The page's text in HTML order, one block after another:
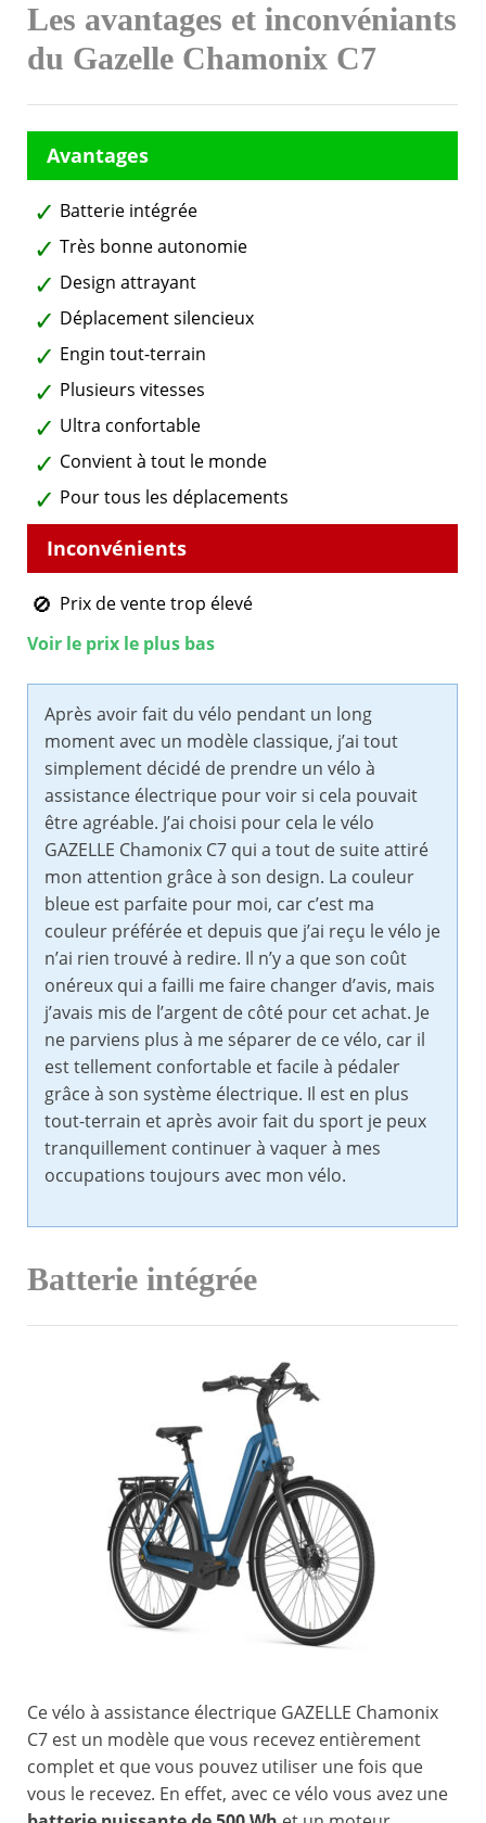
Les avantages et inconvéniants
du Gazelle Chamonix C7
Batterie intégrée
Très bonne autonomie
Design attrayant
Déplacement silencieux
Engin tout-terrain
Plusieurs vitesses
Ultra confortable
Convient à tout le monde
Pour tous les déplacements
Prix de vente trop élevé
Voir le prix le plus bas
Après avoir fait du vélo pendant un long
moment avec un modèle classique, j’ai tout
simplement décidé de prendre un vélo à
assistance électrique pour voir si cela pouvait
être agréable. J’ai choisi pour cela le vélo
GAZELLE Chamonix C7 qui a tout de suite attiré
mon attention grâce à son design. La couleur
bleue est parfaite pour moi, car c’est ma
couleur préférée et depuis que j’ai reçu le vélo je
n’ai rien trouvé à redire. Il n’y a que son coût
onéreux qui a failli me faire changer d’avis, mais
j’avais mis de l’argent de côté pour cet achat. Je
ne parviens plus à me séparer de ce vélo, car il
est tellement confortable et facile à pédaler
grâce à son système électrique. Il est en plus
tout-terrain et après avoir fait du sport je peux
tranquillement continuer à vaquer à mes
occupations toujours avec mon vélo.
Batterie intégrée
Ce vélo à assistance électrique GAZELLE Chamonix
C7 est un modèle que vous recevez entièrement
complet et que vous pouvez utiliser une fois que
vous le recevez. En effet, avec ce vélo vous avez une